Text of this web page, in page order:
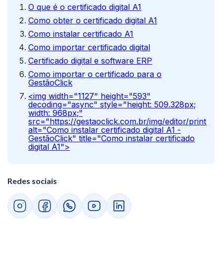
O que é o certificado digital A1
Como obter o certificado digital A1
Como instalar certificado A1
Como importar certificado digital
Certificado digital e software ERP
Como importar o certificado para o
GestãoClick
<img width="1127" height="593"
decoding="async" style="height: 509.328px;
width: 968px;"
src="https://gestaoclick.com.br/img/editor/
alt="Como instalar certificado digital A1 -
GestãoClick" title="Como instalar certificado
digital A1">
Redes sociais